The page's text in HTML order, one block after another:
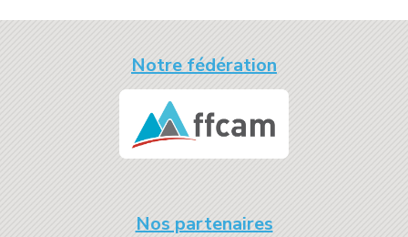
Notre fédération
Nos partenaires